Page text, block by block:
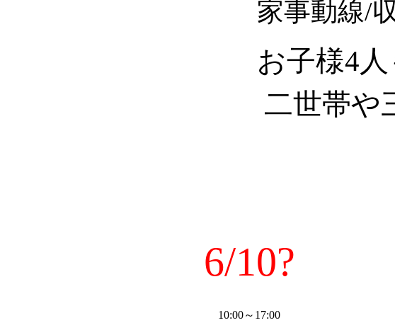
家事動線/
お子様4人
二世帯や
6/10?
10:00～17:00